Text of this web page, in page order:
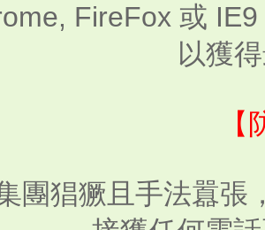
FireFox 或
以獲
團猖獗且手法囂張